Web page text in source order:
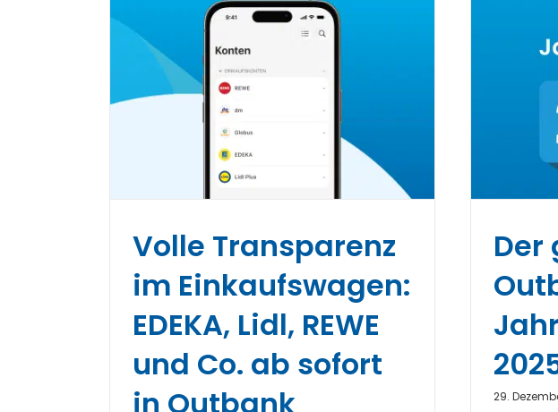
Volle Transparenz
im Einkaufswagen:
EDEKA, Lidl, REWE
und Co. ab sofort
in Outbank
Der
29.